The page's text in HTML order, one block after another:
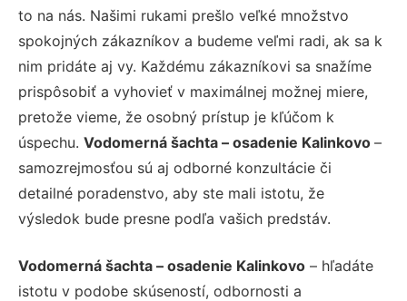
to na nás. Našimi rukami prešlo veľké množstvo
spokojných zákazníkov a budeme veľmi radi, ak sa k
nim pridáte aj vy. Každému zákazníkovi sa snažíme
prispôsobiť a vyhovieť v maximálnej možnej miere,
pretože vieme, že osobný prístup je kľúčom k
úspechu. Vodomerná šachta – osadenie Kalinkovo –
samozrejmosťou sú aj odborné konzultácie či
detailné poradenstvo, aby ste mali istotu, že
výsledok bude presne podľa vašich predstáv.
Vodomerná šachta – osadenie Kalinkovo – hľadáte
istotu v podobe skúseností, odbornosti a